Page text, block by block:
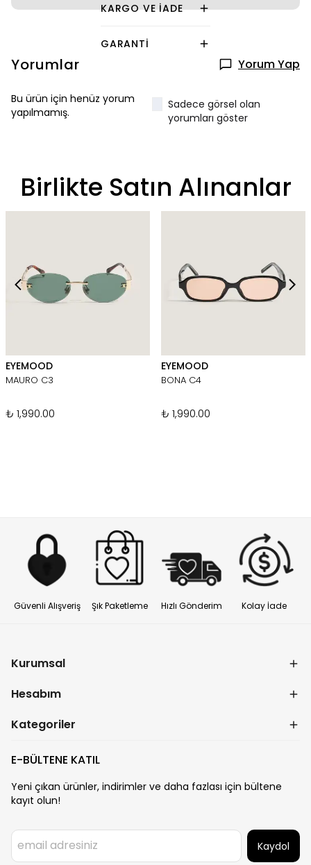
KARGO VE İADE
GARANTI
Yorumlar Yorum Yap
Bu ürün için henüz yorum
yapılmamış.
Sadece görsel olan
yorumları göster
Birlikte Satın Alınanlar
EYEMOOD
MAURO C3
₺ 1,990.00
EYEMOOD
BONA C4
₺ 1,990.00
Güvenli Alışveriş Şık Paketleme Hızlı Gönderim Kolay İade
Kurumsal
Hesabım
Kategoriler
E-BÜLTENE KATIL
Yeni çıkan ürünler, indirimler ve daha fazlası için bültene
kayıt olun!
Kaydol